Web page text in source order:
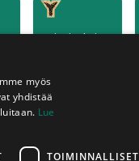
Toimituksia
myös
yhdistää
Lue
TOIMINNALLISET